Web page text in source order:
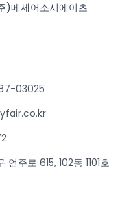
)메세어소시에이츠
03025
주로 615, 102동 1101호